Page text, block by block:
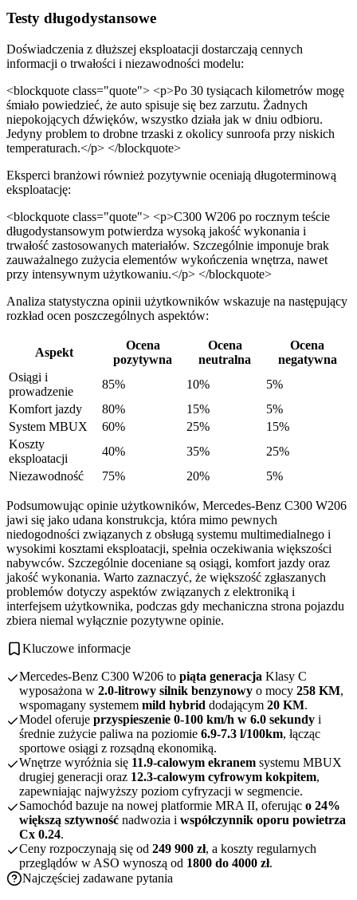
Testy długodystansowe
Doświadczenia z dłuższej eksploatacji dostarczają cennych
informacji o trwałości i niezawodności modelu:
<blockquote class="quote"> <p>Po 30 tysiącach kilometrów mogę
śmiało powiedzieć, że auto spisuje się bez zarzutu. Żadnych
niepokojących dźwięków, wszystko działa jak w dniu odbioru.
Jedyny problem to drobne trzaski z okolicy sunroofa przy niskich
temperaturach.</p> </blockquote>
Eksperci branżowi również pozytywnie oceniają długoterminową
eksploatację:
<blockquote class="quote"> <p>C300 W206 po rocznym teście
długodystansowym potwierdza wysoką jakość wykonania i
trwałość zastosowanych materiałów. Szczególnie imponuje brak
zauważalnego zużycia elementów wykończenia wnętrza, nawet
przy intensywnym użytkowaniu.</p> </blockquote>
Analiza statystyczna opinii użytkowników wskazuje na następujący
rozkład ocen poszczególnych aspektów:
Aspekt
Ocena
pozytywna
Ocena
neutralna
Ocena
negatywna
Osiągi i
prowadzenie
85% 10%
5%
Komfort jazdy
80% 15%
5%
System MBUX
60% 25%
15%
Koszty
eksploatacji
40% 35%
25%
Niezawodność
75% 20% 5%
Podsumowując opinie użytkowników, Mercedes-Benz C300 W206
jawi się jako udana konstrukcja, która mimo pewnych
niedogodności związanych z obsługą systemu multimedialnego i
wysokimi kosztami eksploatacji, spełnia oczekiwania większości
nabywców. Szczególnie doceniane są osiągi, komfort jazdy oraz
jakość wykonania. Warto zaznaczyć, że większość zgłaszanych
problemów dotyczy aspektów związanych z elektroniką i
interfejsem użytkownika, podczas gdy mechaniczna strona pojazdu
zbiera niemal wyłącznie pozytywne opinie.
Kluczowe informacje
Mercedes-Benz C300 W206 to piąta generacja Klasy C
wyposażona w 2.0-litrowy silnik benzynowy o mocy 258 KM,
wspomagany systemem mild hybrid dodającym 20 KM.
Model oferuje przyspieszenie 0-100 km/h w 6.0 sekundy i
średnie zużycie paliwa na poziomie 6.9-7.3 l/100km, łącząc
sportowe osiągi z rozsądną ekonomiką.
Wnętrze wyróżnia się 11.9-calowym ekranem systemu MBUX
drugiej generacji oraz 12.3-calowym cyfrowym kokpitem,
zapewniając najwyższy poziom cyfryzacji w segmencie.
Samochód bazuje na nowej platformie MRA II, oferując o 24%
większą sztywność nadwozia i współczynnik oporu powietrza
Cx 0.24.
Ceny rozpoczynają się od 249 900 zł, a koszty regularnych
przeglądów w ASO wynoszą od 1800 do 4000 zł.
Najczęściej zadawane pytania